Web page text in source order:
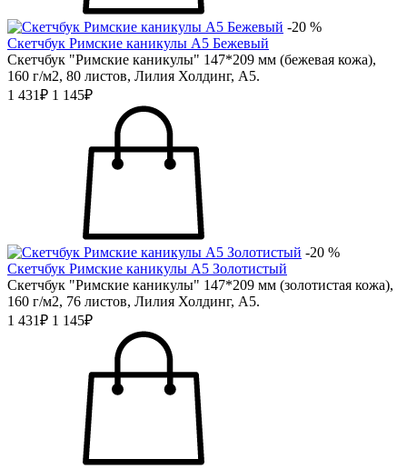
-20 %
Скетчбук Римские каникулы А5 Бежевый
Скетчбук "Римские каникулы" 147*209 мм (бежевая кожа),
160 г/м2, 80 листов, Лилия Холдинг, А5.
1 431₽ 1 145₽
-20 %
Скетчбук Римские каникулы А5 Золотистый
Скетчбук "Римские каникулы" 147*209 мм (золотистая кожа),
160 г/м2, 76 листов, Лилия Холдинг, А5.
1 431₽ 1 145₽